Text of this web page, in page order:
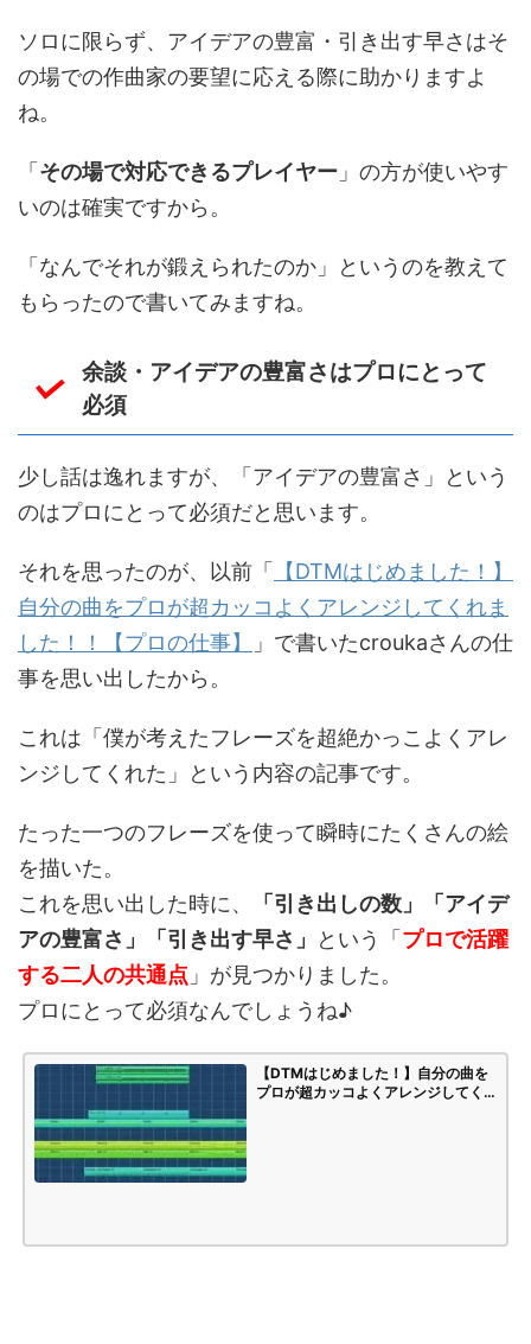
ソロに限らず、アイデアの豊富・引き出す早さはそ
の場での作曲家の要望に応える際に助かりますよ
ね。
「 その場で対応できるプレイヤー 」の方が使いやす
いのは確実ですから。
「なんでそれが鍛えられたのか」というのを教えて
もらったので書いてみますね。
余談・アイデアの豊富さはプロにとって
必須
少し話は逸れますが、「アイデアの豊富さ」という
のはプロにとって必須だと思います。
それを思ったのが、以前「
【DTMはじめました！】
自分の曲をプロが超カッコよくアレンジしてくれま
した！！【プロの仕事】
」で書いたcroukaさんの仕
事を思い出したから。
これは「僕が考えたフレーズを超絶かっこよくアレ
ンジしてくれた」という内容の記事です。
たった一つのフレーズを使って瞬時にたくさんの絵
を描いた。
これを思い出した時に、
「引き出しの数」「アイデ
アの豊富さ」「引き出す早さ」
という「 プロで活躍
する二人の共通点 」が見つかりました。
プロにとって必須なんでしょうね♪
【DTMはじめました！】自分の曲を
プロが超カッコよくアレンジしてく